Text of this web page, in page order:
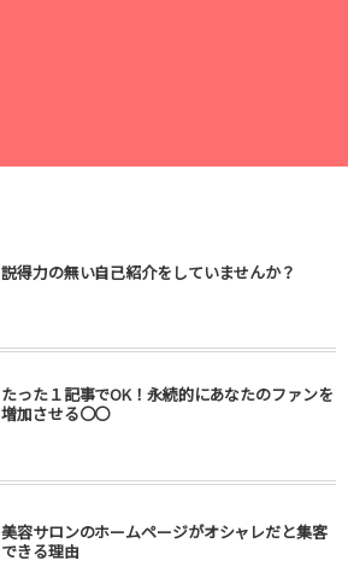
説得力の無い自己紹介をしていませんか？
たった１記事でOK！永続的にあなたのファンを
増加させる〇〇
美容サロンのホームページがオシャレだと集客
できる理由